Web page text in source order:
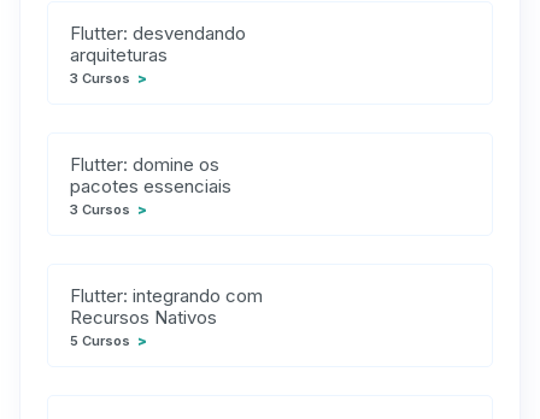
Flutter: desvendando
arquiteturas
3 Cursos >
Flutter: domine os
pacotes essenciais
3 Cursos >
Flutter: integrando com
Recursos Nativos
5 Cursos >